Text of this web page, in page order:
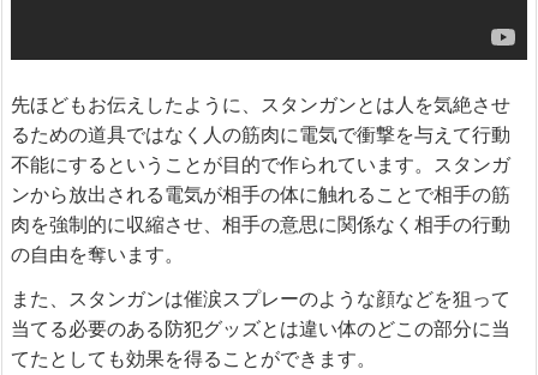
先ほどもお伝えしたように、スタンガンとは人を気絶させ
るための道具ではなく人の筋肉に電気で衝撃を与えて行動
不能にするということが目的で作られています。スタンガ
ンから放出される電気が相手の体に触れることで相手の筋
肉を強制的に収縮させ、相手の意思に関係なく相手の行動
の自由を奪います。
また、スタンガンは催涙スプレーのような顔などを狙って
当てる必要のある防犯グッズとは違い体のどこの部分に当
てたとしても効果を得ることができます。